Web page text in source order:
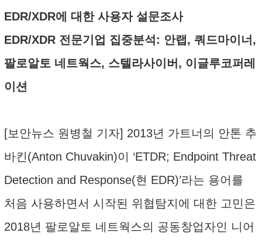
EDR/XDR에 대한 사용자 설문조사
EDR/XDR 전문기업 집중분석: 안랩, 쿼드마이너,
팔로알토 네트웍스, 스텔라사이버, 이글루코퍼레
이션
[보안뉴스 원병철 기자] 2013년 가트너의 안톤 추
바킨(Anton Chuvakin)이 ‘ETDR; Endpoint Threat
Detection and Response(현 EDR)’라는 용어를
처음 사용하면서 시작된 위협탐지에 대한 고민은
2018년 팔로알토 네트웍스의 공동창업자인 니어